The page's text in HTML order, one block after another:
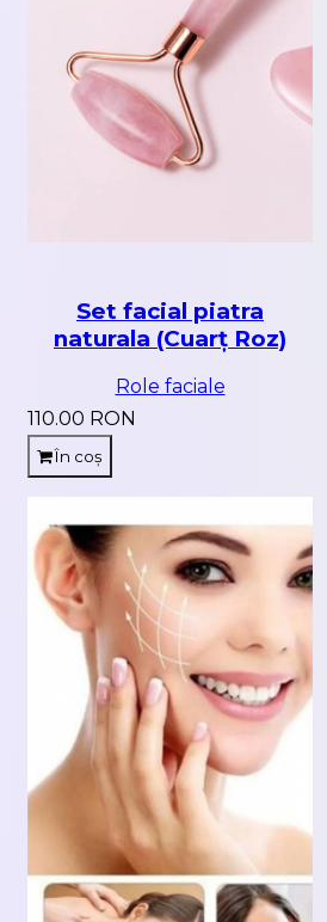
Set facial piatra
naturala (Cuarț Roz)
Role faciale
110.00 RON
În coș